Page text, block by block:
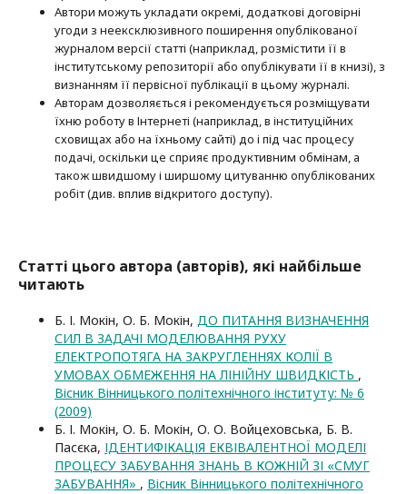
Автори можуть укладати окремі, додат­кові договірні
угоди з неексклюзив­ного поширення опублікованої
журналом версії статті (наприклад, розмістити її в
інститутському репозиторії або опубліку­вати її в книзі), з
визнанням її первісної публікації в цьому журналі.
Авторам дозволяється і рекомендується розміщувати
їхню роботу в Інтернеті (наприклад, в інституційних
сховищах або на їхньому сайті) до і під час процесу
подачі, оскільки це сприяє продуктивним обмінам, а
також швидшому і ширшому цитуванню опубліко­ва­них
робіт (див. вплив відкритого доступу).
Статті цього автора (авторів), які найбільше
читають
Б. І. Мокін, О. Б. Мокін, ДО ПИТАННЯ ВИЗНАЧЕННЯ
СИЛ В ЗАДАЧІ МОДЕЛЮВАННЯ РУХУ
ЕЛЕКТРОПОТЯГА НА ЗАКРУГЛЕННЯХ КОЛІЇ В
УМОВАХ ОБМЕЖЕННЯ НА ЛІНІЙНУ ШВИДКІСТЬ ,
Вісник Вінницького політехнічного інституту: № 6
(2009)
Б. І. Мокін, О. Б. Мокін, О. О. Войцеховська, Б. В.
Пасєка, ІДЕНТИФІКАЦІЯ ЕКВІВАЛЕНТНОЇ МОДЕЛІ
ПРОЦЕСУ ЗАБУВАННЯ ЗНАНЬ В КОЖНІЙ ЗІ «СМУГ
ЗАБУВАННЯ» , Вісник Вінницького політехнічного